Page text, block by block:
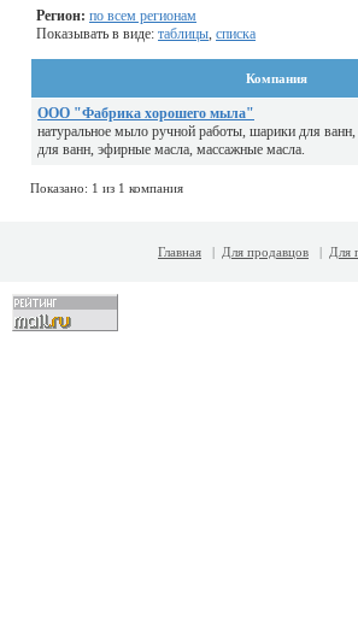
Регион: по всем регионам
Показывать в виде: таблицы, списка
Компания
ООО "Фабрика хорошего мыла"
натуральное мыло ручной работы, шарики для
для ванн, эфирные масла, массажные масла.
Показано: 1 из 1 компания
Главная | Для продавцов | Для